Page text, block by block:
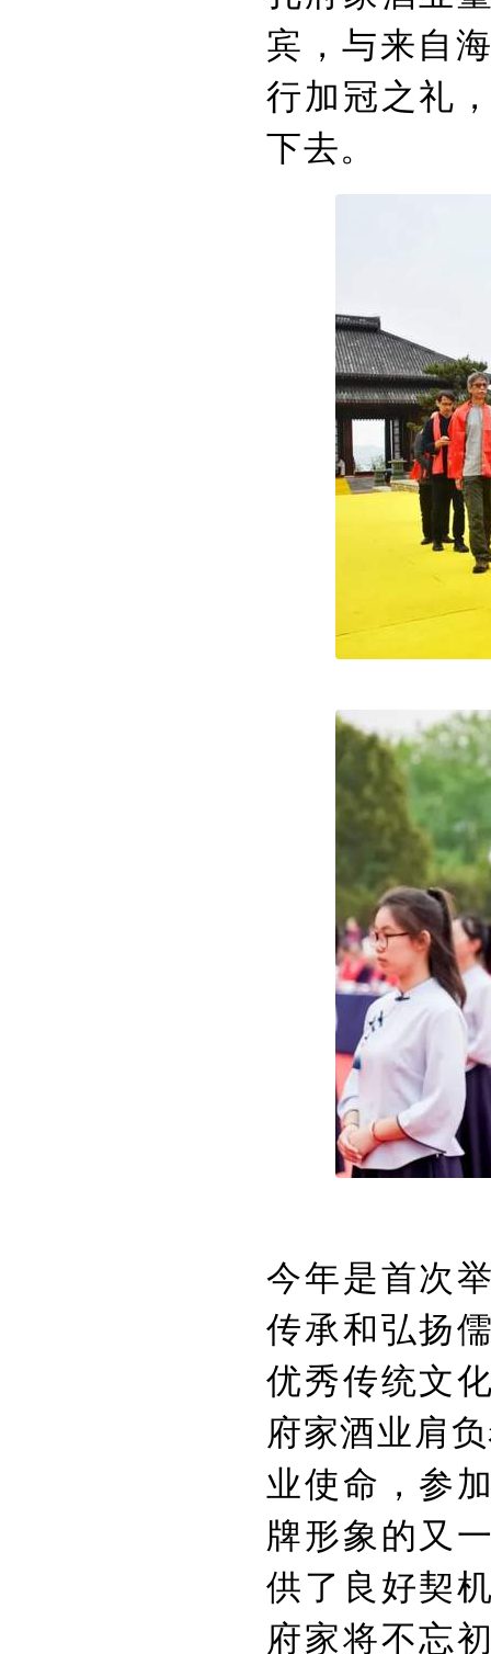
宾，与来自
行加冠之礼
下去。
今年是首次
传承和弘扬
优秀传统文
府家酒业肩
业使命，参
牌形象的又
供了良好契
府家将不忘